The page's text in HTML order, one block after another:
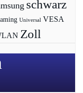
schwarz
Universal VESA
Zoll